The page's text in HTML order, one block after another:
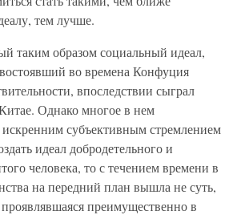
тем лучше.
таким образом социальный идеал,
во времена Конфуция
впоследствии сыграл
Однако многое в нем
субъективным стремлением
идеал добродетельного и
человека, то с течением времени в
на передний план вышла не суть,
преимущественно в